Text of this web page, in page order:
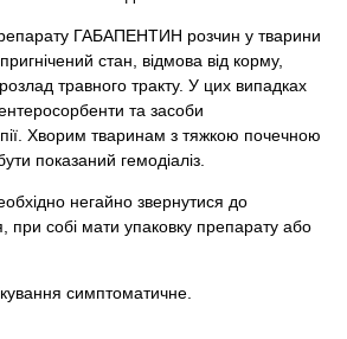
ГАБАПЕНТИН розчин у тварини
стан, відмова від корму,
травного тракту. У цих випадках
та засоби
Хворим тваринам з тяжкою почечною
показаний гемодіаліз.
негайно звернутися до
при собі мати упаковку препарату або
симптоматичне.